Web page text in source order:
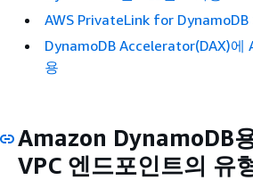
AWS PrivateLink for
DynamoDB Accelerator(DAX)에
용
Amazon DynamoDB
VPC 엔드포인트의 유